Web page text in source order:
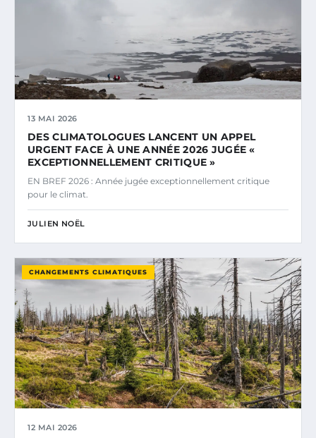
13 MAI 2026
DES CLIMATOLOGUES LANCENT UN APPEL
URGENT FACE À UNE ANNÉE 2026 JUGÉE «
EXCEPTIONNELLEMENT CRITIQUE »
EN BREF 2026 : Année jugée exceptionnellement critique
pour le climat.
JULIEN NOËL
CHANGEMENTS CLIMATIQUES
12 MAI 2026